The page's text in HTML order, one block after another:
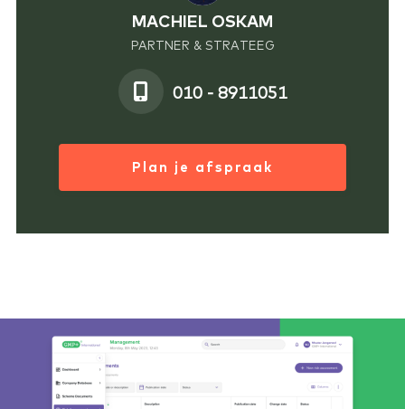
MACHIEL OSKAM
PARTNER & STRATEEG
010 - 8911051
Plan je afspraak